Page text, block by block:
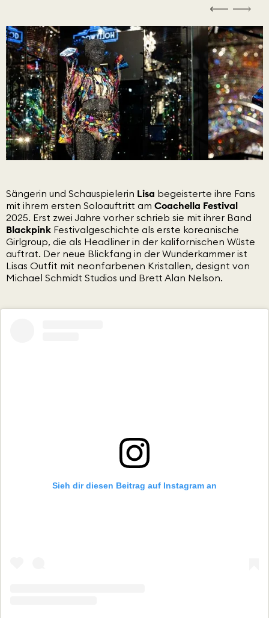
Sängerin und Schauspielerin Lisa begeisterte ihre Fans
mit ihrem ersten Soloauftritt am Coachella Festival
2025. Erst zwei Jahre vorher schrieb sie mit ihrer Band
Blackpink Festivalgeschichte als erste koreanische
Girlgroup, die als Headliner in der kalifornischen Wüste
auftrat. Der neue Blickfang in der Wunderkammer ist
Lisas Outfit mit neonfarbenen Kristallen, designt von
Michael Schmidt Studios und Brett Alan Nelson.
Sieh dir diesen Beitrag auf Instagram an